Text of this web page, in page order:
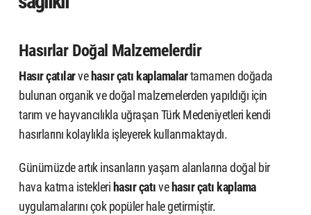
Hasırlar Doğal Malzemelerdir
Hasır çatılarve hasır çatı kaplamalartamamen doğada
bulunan organik ve doğal malzemelerden yapıldığı için
tarım ve hayvancılıkla uğraşan Türk Medeniyetleri kendi
hasırlarını kolaylıkla işleyerek kullanmaktaydı.
Günümüzde artık insanların yaşam alanlarına doğal bir
hava katma istekleri hasır çatıve hasır çatı kaplama
uygulamalarını çok popüler hale getirmiştir.